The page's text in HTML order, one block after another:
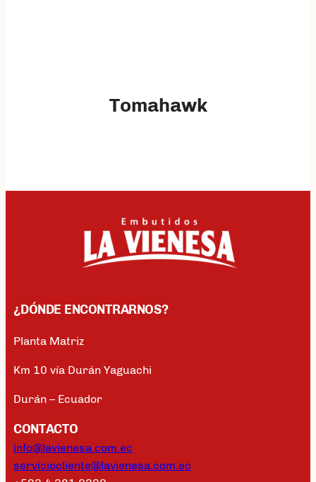
Tomahawk
¿DÓNDE ENCONTRARNOS?
Planta Matriz
Km 10 vía Durán Yaguachi
Durán – Ecuador
CONTACTO
info@lavienesa.com.ec
serviciocliente@lavienesa.com.ec